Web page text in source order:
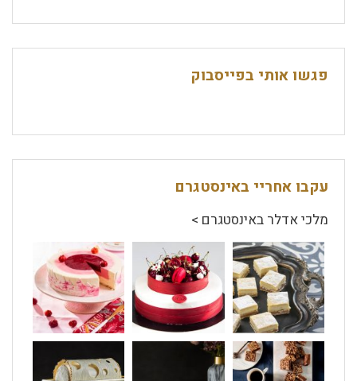
פגשו אותי בפייסבוק
עקבו אחריי באינסטגרם
מלכי אדלר באינסטגרם >